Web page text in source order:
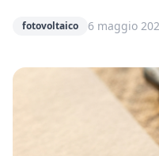
fotovoltaico 6 maggio